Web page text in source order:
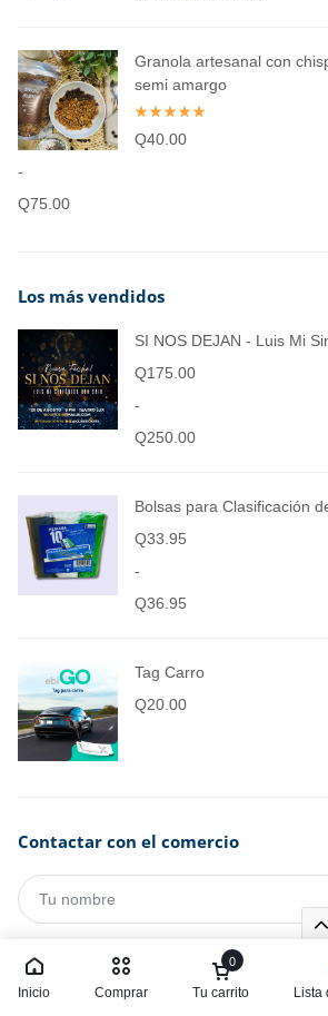
Granola artesanal con
semi amargo
Q40.00
-
Q75.00
Los más vendidos
SI NOS DEJAN - Luis Mi
Q175.00
-
Q250.00
Bolsas para Clasificación
Q33.95
-
Q36.95
Tag Carro
Q20.00
Contactar con el comercio
Inicio Comprar
0
Tu carrito Lista